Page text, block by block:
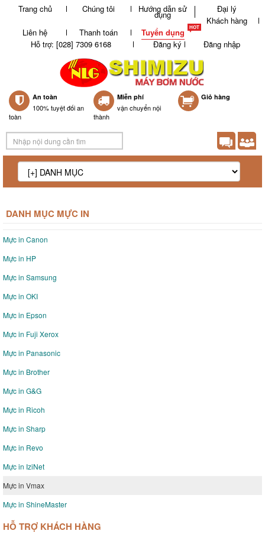
Trang chủ Chúng tôi Hướng dẫn sử
dụng
Đại lý
Khách hàng
Liên hệ
Thanh toán
Tuyển dụng
Đăng nhập
Đăng ký
Hỗ trợ: [028] 7309 6168
An toàn
100% tuyệt đối an
toàn
Miễn phí
vận chuyển nội
thành
0 Giỏ hàng
DANH MỤC MỰC IN
Mực in Canon
Mực in HP
Mực in Samsung
Mực in OKI
Mực in Epson
Mực in Fuji Xerox
Mực in Panasonic
Mực in Brother
Mực in G&G
Mực in Ricoh
Mực in Sharp
Mực in Revo
Mực in IziNet
Mực in Vmax
Mực in ShineMaster
HỖ TRỢ KHÁCH HÀNG